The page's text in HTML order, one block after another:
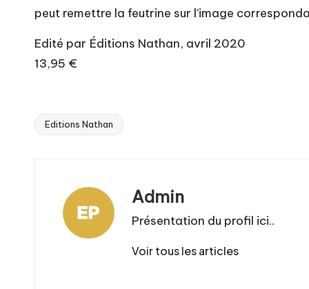
peut remettre la feutrine sur l’image
Edité par Éditions Nathan, avril 2020
13,95 €
Tags:
Editions Nathan
Admin
Présentation du profil ici..
Voir tous les articles